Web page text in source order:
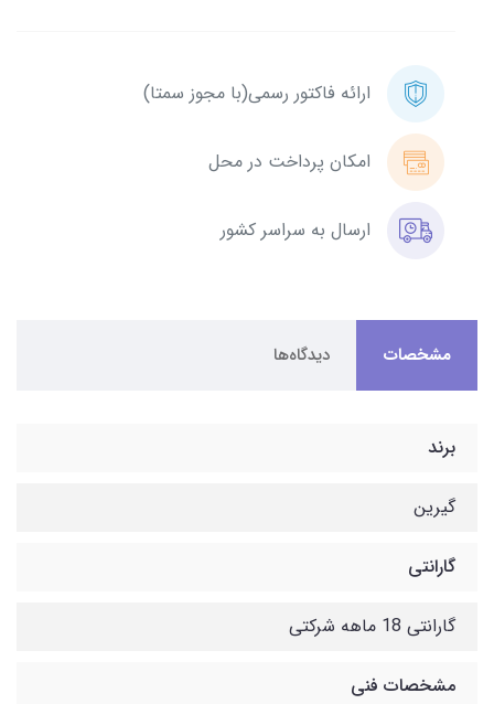
ارائه فاکتور رسمی(با مجوز سمتا)
امکان پرداخت در محل
ارسال به سراسر کشور
مشخصات دیدگاه‌ها
برند
گیرین
گارانتی
گارانتی 18 ماهه شرکتی
مشخصات فنی